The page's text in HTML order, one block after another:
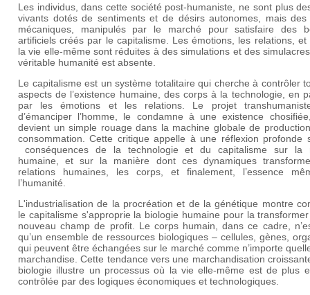
Les individus, dans cette société post-humaniste, ne sont plus
vivants dotés de sentiments et de désirs autonomes, mais des
mécaniques, manipulés par le marché pour satisfaire des
artificiels créés par le capitalisme. Les émotions, les relations, et
la vie elle-même sont réduites à des simulations et des
véritable humanité est absente.
Le capitalisme est un système totalitaire qui cherche à contrôler
aspects de l’existence humaine, des corps à la technologie, en
par les émotions et les relations. Le projet
d’émanciper l’homme, le condamne à une existence
devient un simple rouage dans la machine globale de
consommation. Cette critique appelle à une réflexion profonde
conséquences de la technologie et du capitalisme sur la
humaine, et sur la manière dont ces dynamiques
relations humaines, les corps, et finalement, l’essence
l’humanité.
L'industrialisation de la procréation et de la génétique montre
le capitalisme s'approprie la biologie humaine pour la
nouveau champ de profit. Le corps humain, dans ce cadre,
qu’un ensemble de ressources biologiques – cellules, gènes,
qui peuvent être échangées sur le marché comme n’importe
marchandise. Cette tendance vers une marchandisation
biologie illustre un processus où la vie elle-même est de plus
contrôlée par des logiques économiques et technologiques.